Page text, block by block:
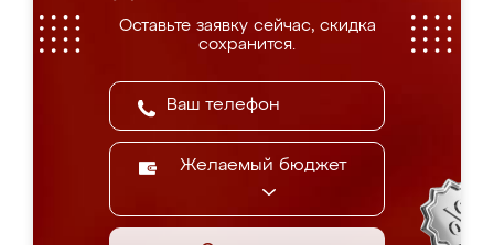
Оставьте заявку сейчас, скидка
сохранится.
Желаемый бюджет